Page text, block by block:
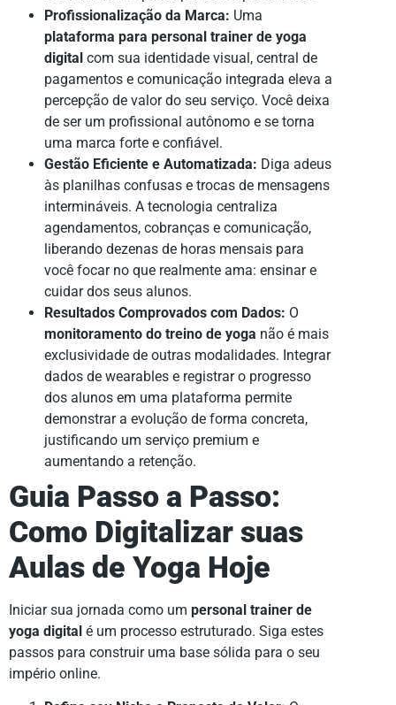
Profissionalização da Marca: Uma
plataforma para personal trainer de yoga
digital com sua identidade visual, central de
pagamentos e comunicação integrada eleva a
percepção de valor do seu serviço. Você deixa
de ser um profissional autônomo e se torna
uma marca forte e confiável.
Gestão Eficiente e Automatizada: Diga adeus
às planilhas confusas e trocas de mensagens
intermináveis. A tecnologia centraliza
agendamentos, cobranças e comunicação,
liberando dezenas de horas mensais para
você focar no que realmente ama: ensinar e
cuidar dos seus alunos.
Resultados Comprovados com Dados: O
monitoramento do treino de yoga não é mais
exclusividade de outras modalidades. Integrar
dados de wearables e registrar o progresso
dos alunos em uma plataforma permite
demonstrar a evolução de forma concreta,
justificando um serviço premium e
aumentando a retenção.
Guia Passo a Passo:
Como Digitalizar suas
Aulas de Yoga Hoje
Iniciar sua jornada como um personal trainer de
yoga digital é um processo estruturado. Siga estes
passos para construir uma base sólida para o seu
império online.